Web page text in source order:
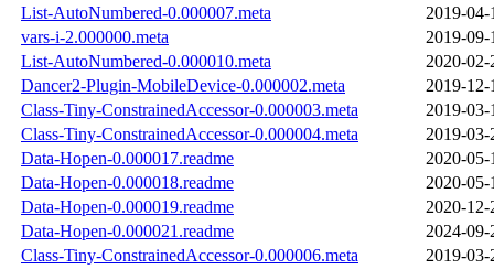
List-AutoNumbered-0.000007.meta
2019-04-
vars-i-2.000000.meta
2019-09-
List-AutoNumbered-0.000010.meta
2020-02-
Dancer2-Plugin-MobileDevice-0.000002.meta
2019-12-
Class-Tiny-ConstrainedAccessor-0.000003.meta
2019-03-
Class-Tiny-ConstrainedAccessor-0.000004.meta
2019-03-
Data-Hopen-0.000017.readme
2020-05-
Data-Hopen-0.000018.readme
2020-05-
Data-Hopen-0.000019.readme
2020-12-
Data-Hopen-0.000021.readme
2024-09-
Class-Tiny-ConstrainedAccessor-0.000006.meta
2019-03-